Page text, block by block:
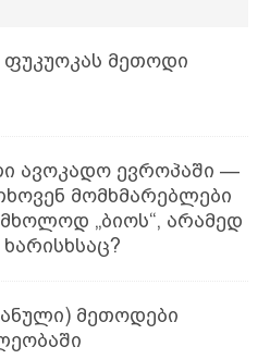
ფუკუოკას მეთოდი
ავოკადო ევროპაში —
მომხმარებლები
„ბიოს“, არამედ
მეთოდები